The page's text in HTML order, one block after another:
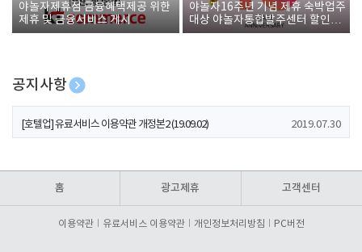
야놀자제휴점 금융혜택제공 위한
제휴 및 금융서비스 게시
야놀자16주년 기념 제휴 숙박업주
대상 야놀자통합발주센터 할인쿠
폰 증정
공지사항
[호텔업] 개인정보 처리방침 개정본1 (19.09.02)
[호텔업] 유료서비스 이용약관 개정본2 (19.09.02) 2019.07.30
홈 광고제휴 고객센터
이용약관 유료서비스 이용약관 개인정보처리방침 PC버전